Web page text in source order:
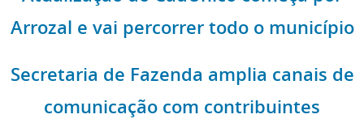
Arrozal e vai percorrer todo o município
Secretaria de Fazenda amplia canais de
comunicação com contribuintes